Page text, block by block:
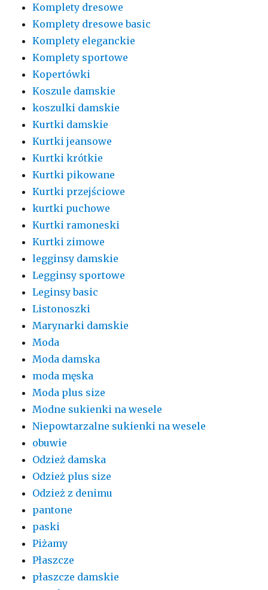
Komplety dresowe
Komplety dresowe basic
Komplety eleganckie
Komplety sportowe
Kopertówki
Koszule damskie
koszulki damskie
Kurtki damskie
Kurtki jeansowe
Kurtki krótkie
Kurtki pikowane
Kurtki przejściowe
kurtki puchowe
Kurtki ramoneski
Kurtki zimowe
legginsy damskie
Legginsy sportowe
Leginsy basic
Listonoszki
Marynarki damskie
Moda
Moda damska
moda męska
Moda plus size
Modne sukienki na wesele
Niepowtarzalne sukienki na wesele
obuwie
Odzież damska
Odzież plus size
Odzież z denimu
pantone
paski
Piżamy
Płaszcze
płaszcze damskie